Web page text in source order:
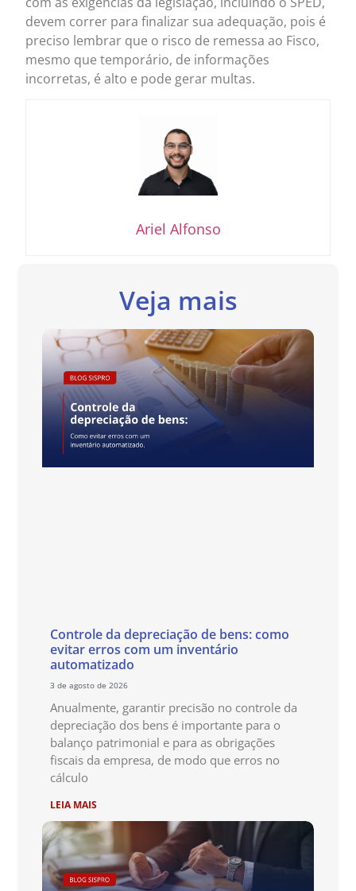
devem correr para finalizar sua adequação, pois é
preciso lembrar que o risco de remessa ao Fisco,
mesmo que temporário, de informações
incorretas, é alto e pode gerar multas.
Ariel Alfonso
Veja mais
Controle da depreciação de bens: como
evitar erros com um inventário
automatizado
3 de agosto de 2026
Anualmente, garantir precisão no controle da
depreciação dos bens é importante para o
balanço patrimonial e para as obrigações
fiscais da empresa, de modo que erros no
cálculo
LEIA MAIS